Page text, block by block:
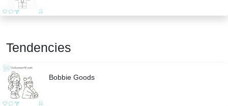
Tendencies
Bobbie Goods